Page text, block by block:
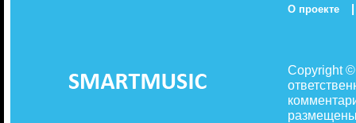
О проекте |
Copyright
размещены